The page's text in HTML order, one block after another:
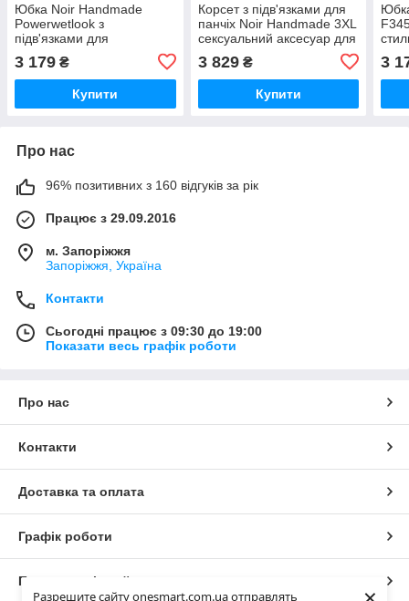
Разрешите сайту onesmart.com.ua отправлять
Юбка Noir Handmade
Powerwetlook з
підв'язками для
розмір 3XL стильний одяг
для вечірок
3 179 ₴
Купити
Корсет з підв'язками для
панчіх Noir Handmade 3XL
сексуальний аксесуар для
соблазнительного образа
3 829₴
Купити
3
Про нас
96% позитивних з 160 відгуків за рік
Працює з 29.09.2016
м. Запоріжжя
Запоріжжя, Україна
Контакти
Сьогодні працює з 09:30 до 19:00
Показати весь графік роботи
Про нас
Контакти
Доставка та оплата
Графік роботи
Повна версія сайту